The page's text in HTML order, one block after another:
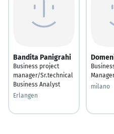
Bandita Panigrahi
Business project
manager/Sr.technical
Business Analyst
Erlangen
milano